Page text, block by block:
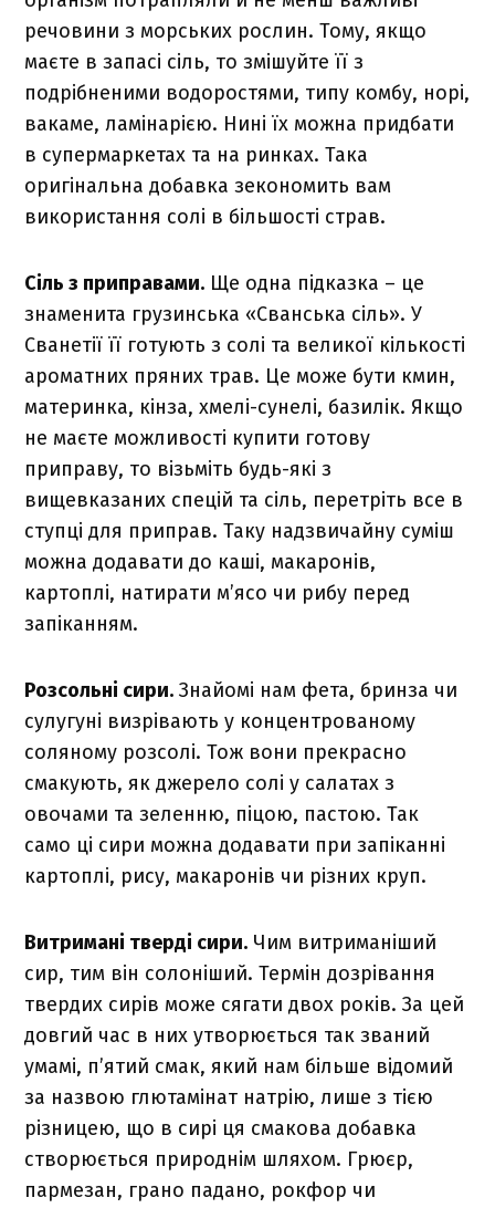
речовини з морських рослин. Тому, якщо
маєте в запасі сіль, то змішуйте її з
подрібненими водоростями, типу комбу, норі,
вакаме, ламінарією. Нині їх можна придбати
в супермаркетах та на ринках. Така
оригінальна добавка зекономить вам
використання солі в більшості страв.
Сіль з приправами. Ще одна підказка – це
знаменита грузинська «Сванська сіль». У
Сванетії її готують з солі та великої кількості
ароматних пряних трав. Це може бути кмин,
материнка, кінза, хмелі-сунелі, базилік. Якщо
не маєте можливості купити готову
приправу, то візьміть будь-які з
вищевказаних спецій та сіль, перетріть все в
ступці для приправ. Таку надзвичайну суміш
можна додавати до каші, макаронів,
картоплі, натирати м’ясо чи рибу перед
запіканням.
Розсольні сири. Знайомі нам фета, бринза чи
сулугуні визрівають у концентрованому
соляному розсолі. Тож вони прекрасно
смакують, як джерело солі у салатах з
овочами та зеленню, піцою, пастою. Так
само ці сири можна додавати при запіканні
картоплі, рису, макаронів чи різних круп.
Витримані тверді сири. Чим витриманіший
сир, тим він солоніший. Термін дозрівання
твердих сирів може сягати двох років. За цей
довгий час в них утворюється так званий
умамі, п’ятий смак, який нам більше відомий
за назвою глютамінат натрію, лише з тією
різницею, що в сирі ця смакова добавка
створюється природнім шляхом. Грюєр,
пармезан, грано падано, рокфор чи